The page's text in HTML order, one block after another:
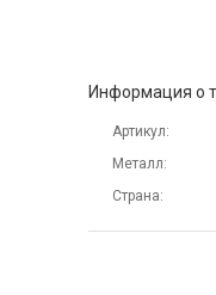
Информация о
Артикул
Металл
Страна